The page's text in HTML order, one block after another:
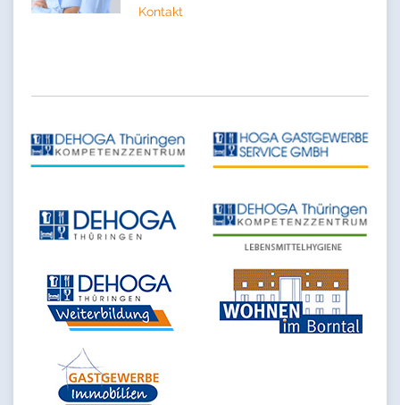
Kontakt